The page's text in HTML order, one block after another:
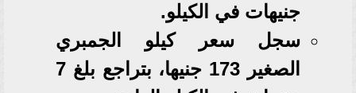
جنيهات في الكيلو.
سجل سعر كيلو الجمبري
الصغير 173 جنيها، بتراجع بلغ 7